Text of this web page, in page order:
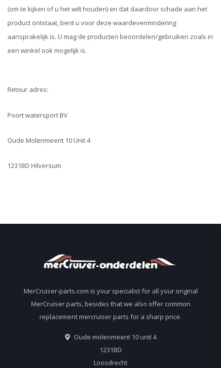
(om te kijken of u het wilt houden) en dat daardoor schade aan het
product ontstaat, bent u voor deze waardevermindering
aansprakelijk is. U mag de producten beoordelen/gebruiken zoals in
een winkel ook mogelijk is.
Retour adres:
Poort watersport BV
Oude Molenmeent 10 Unit 4
1231BD Hilversum
MerCruiser-parts.com is your specialist for all your original
MerCruiser parts, besides that we also offer common
replacement mercruiser parts for a sharp price.
Oude molenmeent 10 unit 4
1231BD
Loosdrecht